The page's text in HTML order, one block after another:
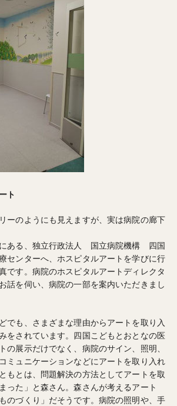
ト
ーのようにも見えますが、実は病院の廊下
ある、独立行政法人 国立病院機構 四国
センターへ、ホスピタルアートを学びに行
です。病院のホスピタルアートディレクタ
話を伺い、病院の一部を案内いただきまし
でも、さまざまな理由からアートを取り入
をされています。四国こどもとおとなの医
の展示だけでなく、病院のサイン、照明、
ミュニケーションなどにアートを取り入れ
もとは、問題解決の方法としてアートを取
った」と森さん。森さんが考えるアート
のづくり」だそうです。病院の照明や、手